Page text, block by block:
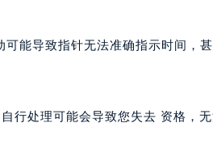
导致指针无法准确指示时间，甚
处理可能会导致您失去 资格，无